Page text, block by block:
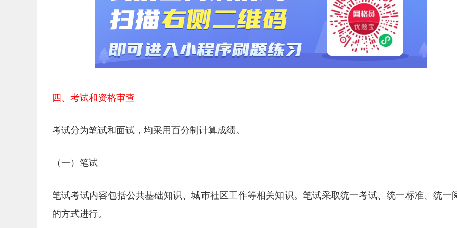
四、考试和资格审查
考试分为笔试和面试，均采用百分制计算成绩。
（一）笔试
笔试考试内容包括公共基础知识、城市社区工作等相关知识。笔试采取统一考试、统一标准、统一
的方式进行。